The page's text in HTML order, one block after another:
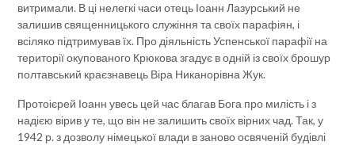
витримали. В ці нелегкі часи отець Іоанн Лазурський не
залишив священницького служіння та своїх парафіян, і
всіляко підтримував їх. Про діяльність Успенської парафії на
території окупованого Крюкова згадує в одній із своїх брошур
полтавський краєзнавець Віра Никанорівна Жук.
Протоієрей Іоанн увесь цей час благав Бога про милість і з
надією вірив у те, що він не залишить своїх вірних чад. Так, у
1942 р. з дозволу німецької влади в заново освяченій будівлі